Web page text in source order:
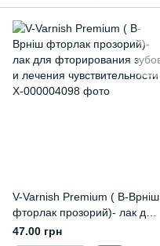
V-Varnish Premium ( В-Врніш
фторлак прозорий)- лак для
фторирования зубов и
47.00 грн